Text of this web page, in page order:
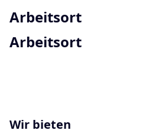
Arbeitsort
Arbeitsort
Wir bieten